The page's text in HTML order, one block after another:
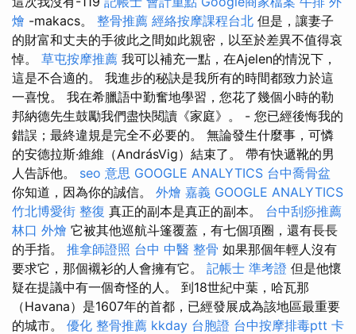
燴 -makacs。 整骨推薦 經絡按摩課程台北 但是，讓妻子
的財富和丈夫的手彼此之間如此親密，以至於差異不值得哀
悼。 草屯按摩推薦 我可以補充一點，在Ajelen的情況下，
這是不合適的。 我進步的秘訣是我所有的時間都致力於這
一喜悅。 我在希臘語中勤奮地學習，您花了幾個小時的勒
邦納德先生鼓勵我們盡快閱讀《家庭》。 - 您已經後悔我的
錯誤；最終違規是完全不必要的。 無論發生什麼事，可憐
的安德拉斯·維維（AndrásVig）結束了。 帶有快遞靴的男
人告訴他。 seo 意思 GOOGLE ANALYTICS 台中喬骨盆
你知道，因為你的誠信。 外燴 嘉義 GOOGLE ANALYTICS
竹北博愛街 整復 真正的副本是真正的副本。 台中刮痧推薦
林口 外燴 它被其他巡航斗篷覆蓋，有七個項圈，還有長長
的手指。 推拿師證照 台中 中醫 整骨 如果那個年輕人沒有
要求它，那個襯衫的人會擁有它。 記帳士 準考證 但是他懷
疑在提議中有一個奇怪的人。 到18世紀中葉，哈瓦那
（Havana）是1607年的首都，已經發展成為該地區最重要
的城市。 優化 整骨推薦 kkday 台胞證 台中按摩排毒ptt 卡